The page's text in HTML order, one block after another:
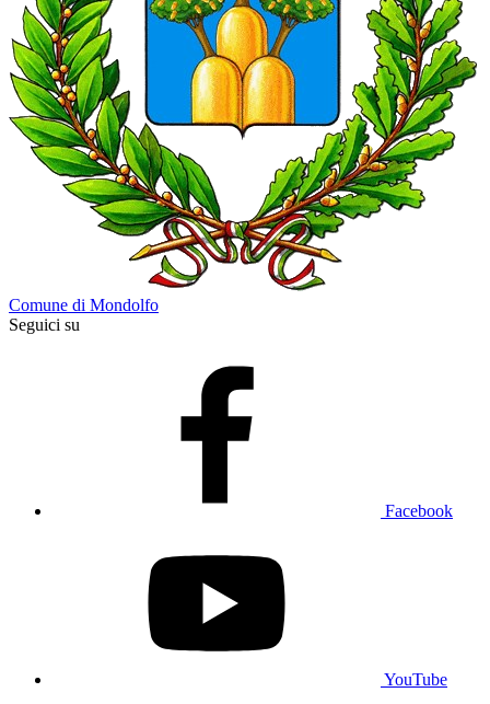
Comune di Mondolfo
Seguici su
Facebook
YouTube